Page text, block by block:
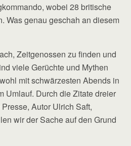
wobei 28 britische
Was genau geschah an diesem
Zeitgenossen zu finden und
viele Gerüchte und Mythen
mit schwärzesten Abends in
Umlauf. Durch die Zitate dreier
Autor Ulrich Saft,
wir der Sache auf den Grund